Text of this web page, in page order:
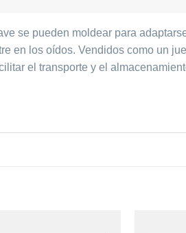
se pueden moldear para
en los oídos. Vendidos como un
el transporte y el